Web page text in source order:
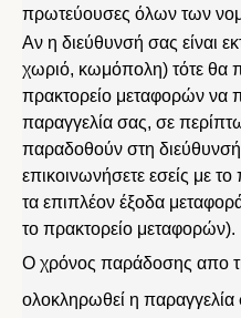
πρωτεύουσες όλων των
Αν η διεύθυνσή σας είναι
χωριό, κωμόπολη) τότε θα
πρακτορείο μεταφορών να
παραγγελία σας, σε
παραδοθούν στη
επικοινωνήσετε εσείς με
τα επιπλέον έξοδα
το πρακτορείο μεταφορών).
Ο χρόνος παράδοσης απο
ολοκληρωθεί η παραγγελία